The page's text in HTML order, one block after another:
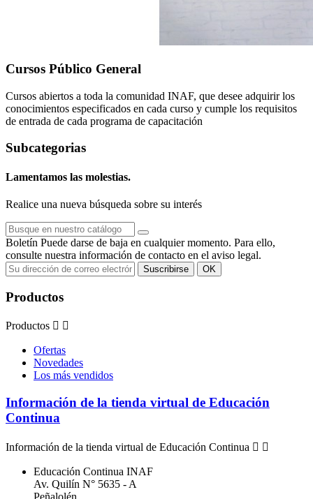
Cursos Público General
Cursos abiertos a toda la comunidad INAF, que desee adquirir los
conocimientos especificados en cada curso y cumple los requisitos
de entrada de cada programa de capacitación
Subcategorias
Lamentamos las molestias.
Realice una nueva búsqueda sobre su interés
Boletín Puede darse de baja en cualquier momento. Para ello,
consulte nuestra información de contacto en el aviso legal.
Productos
Productos  
Ofertas
Novedades
Los más vendidos
Información de la tienda virtual de Educación
Continua
Información de la tienda virtual de Educación Continua  
Educación Continua INAF
Av. Quilín N° 5635 - A
Peñalolén